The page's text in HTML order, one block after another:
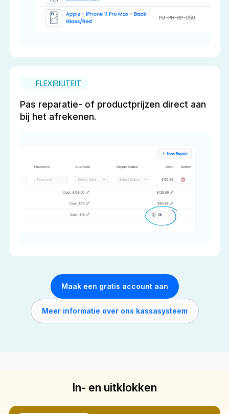
FLEXIBILITEIT
Pas reparatie- of productprijzen direct aan
bij het afrekenen.
Maak een gratis account aan
Meer informatie over ons kassasysteem
In- en uitklokken